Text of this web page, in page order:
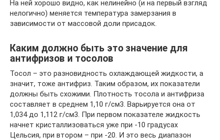
На ней хорошо видно, как нелинейно (и на первый взгляд
нелогично) меняется температура замерзания в
зависимости от массовой доли присадок.
Каким должно быть это значение для
антифризов и тосолов
Тосол – это разновидность охлаждающей жидкости, а
значит, тоже антифриз. Таким образом, их показатели
должны быть схожими. Плотность тосола и антифриза
составляет в среднем 1,10 г/см3. Варьируется она от
1,034 до 1,112 г/см3. При первом показателе жидкость
начнет кристаллизоваться уже при -10 градусах
Цельсия, при втором – при -20. И это весь диапазон